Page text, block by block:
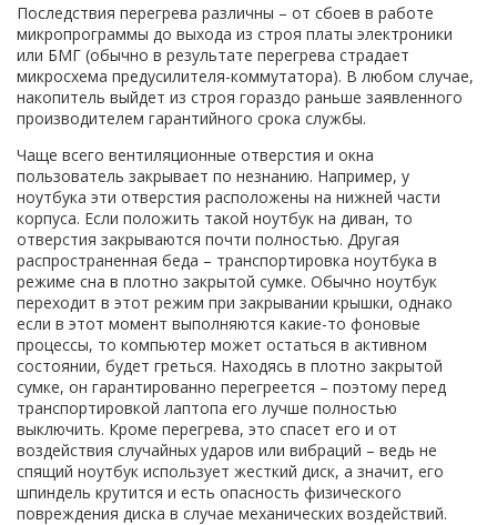
Последствия перегрева различны – от сбоев в работе
микропрограммы до выхода из строя платы электроники
или БМГ (обычно в результате перегрева страдает
микросхема предусилителя-коммутатора). В любом случае,
накопитель выйдет из строя гораздо раньше заявленного
производителем гарантийного срока службы.
Чаще всего вентиляционные отверстия и окна
пользователь закрывает по незнанию. Например, у
ноутбука эти отверстия расположены на нижней части
корпуса. Если положить такой ноутбук на диван, то
отверстия закрываются почти полностью. Другая
распространенная беда – транспортировка ноутбука в
режиме сна в плотно закрытой сумке. Обычно ноутбук
переходит в этот режим при закрывании крышки, однако
если в этот момент выполняются какие-то фоновые
процессы, то компьютер может остаться в активном
состоянии, будет греться. Находясь в плотно закрытой
сумке, он гарантированно перегреется – поэтому перед
транспортировкой лаптопа его лучше полностью
выключить. Кроме перегрева, это спасет его и от
воздействия случайных ударов или вибраций – ведь не
спящий ноутбук использует жесткий диск, а значит, его
шпиндель крутится и есть опасность физического
повреждения диска в случае механических воздействий.